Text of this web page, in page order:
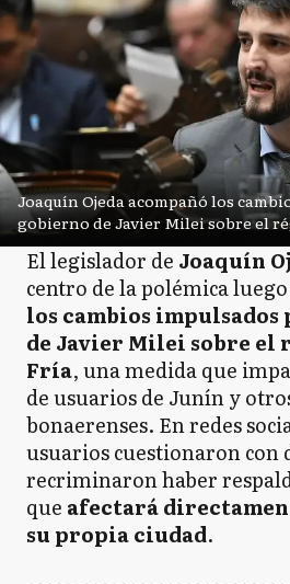
Joaquín Ojeda acompañó los
gobierno de Javier Milei sobre el
El legislador de Joaquín
centro de la polémica
los cambios
de Javier Milei sobre el
Fría, una medida que
de usuarios de Junín y
bonaerenses. En redes
usuarios cuestionaron con
recriminaron haber
que afectará
su propia ciudad.